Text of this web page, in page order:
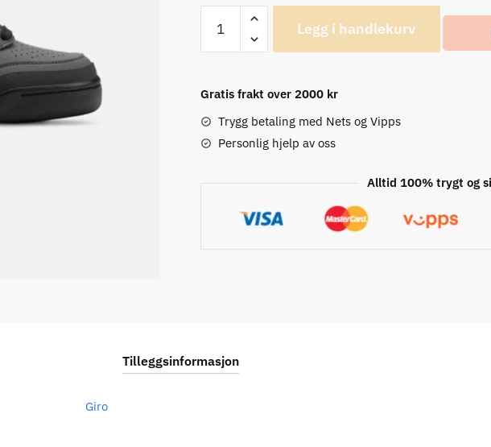
Riddance
Dark
Terrengsykkelsko
antall
Legg i handlekurv
Gratis frakt over 2000 kr
Trygg betaling med Nets og Vipps
Personlig hjelp av oss
Alltid 100% trygt og
Tilleggsinformasjon
Giro